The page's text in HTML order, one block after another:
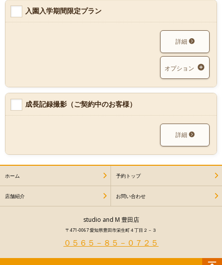
入園入学期間限定プラン
詳細
オプション
成長記録撮影（ご契約中のお客様）
詳細
ホーム 予約トップ
店舗紹介 お問い合わせ
studio and M 豊田店
〒471-0067 愛知県豊田市栄生町４丁目２－３
０５６５－８５－０７２５